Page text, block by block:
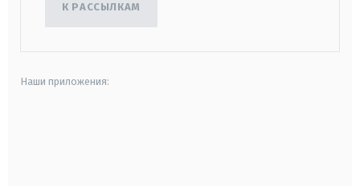
К РАССЫЛКАМ
Наши приложения: